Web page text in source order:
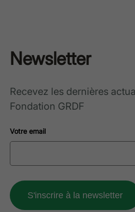
Newsletter
Recevez les dernières
Fondation GRDF
Votre email